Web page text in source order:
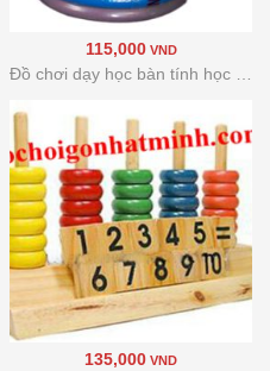
115,000 VND
135,000 VND